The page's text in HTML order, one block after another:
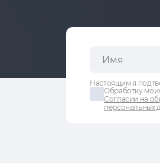
Настоящим я
Обработку
Согласии на
персональных